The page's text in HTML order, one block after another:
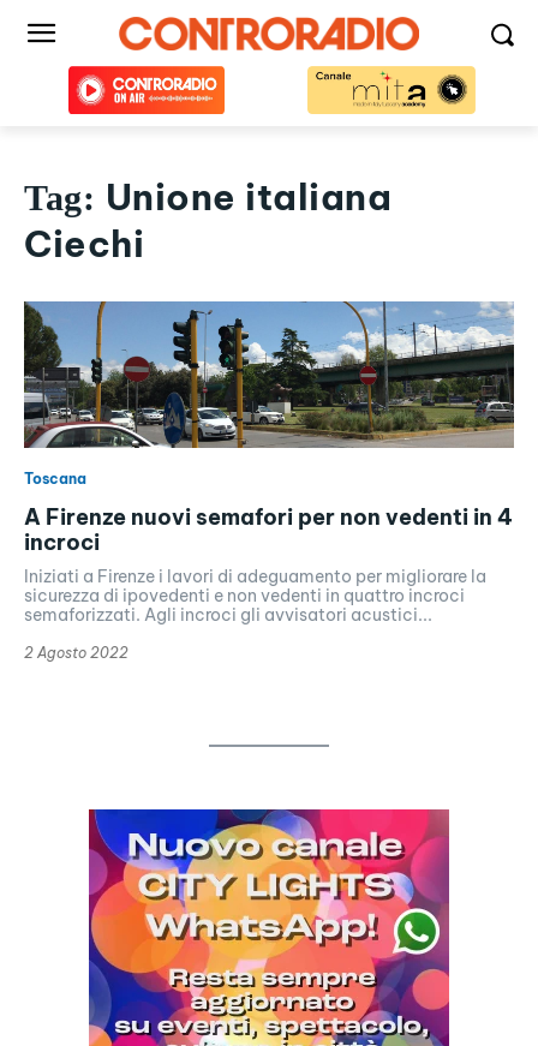
Tag: Unione italiana
Ciechi
Toscana
A Firenze nuovi semafori per non vedenti in 4
incroci
Iniziati a Firenze i lavori di adeguamento per migliorare la
sicurezza di ipovedenti e non vedenti in quattro incroci
semaforizzati. Agli incroci gli avvisatori acustici...
2 Agosto 2022